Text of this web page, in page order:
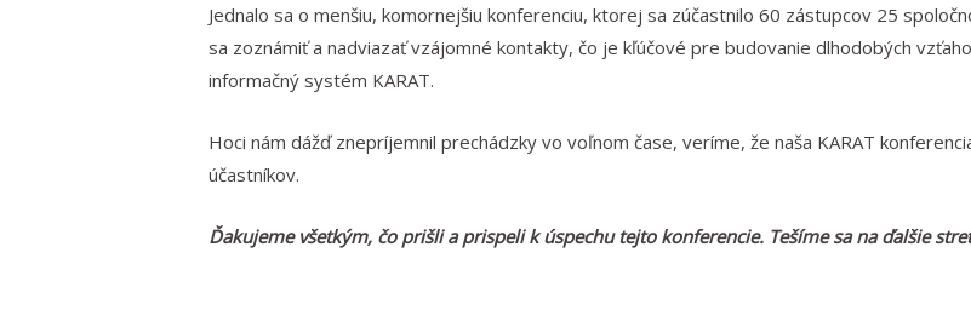
Jednalo sa o menšiu, komornejšiu konferenciu, ktorej sa zúčastnilo 60 zástupcov 25
sa zoznámiť a nadviazať vzájomné kontakty, čo je kľúčové pre budovanie dlhodobých
informačný systém KARAT.
Hoci nám dážď znepríjemnil prechádzky vo voľnom čase, veríme, že naša KARAT
účastníkov.
Ďakujeme všetkým, čo prišli a prispeli k úspechu tejto konferencie. Tešíme sa na ďalšie